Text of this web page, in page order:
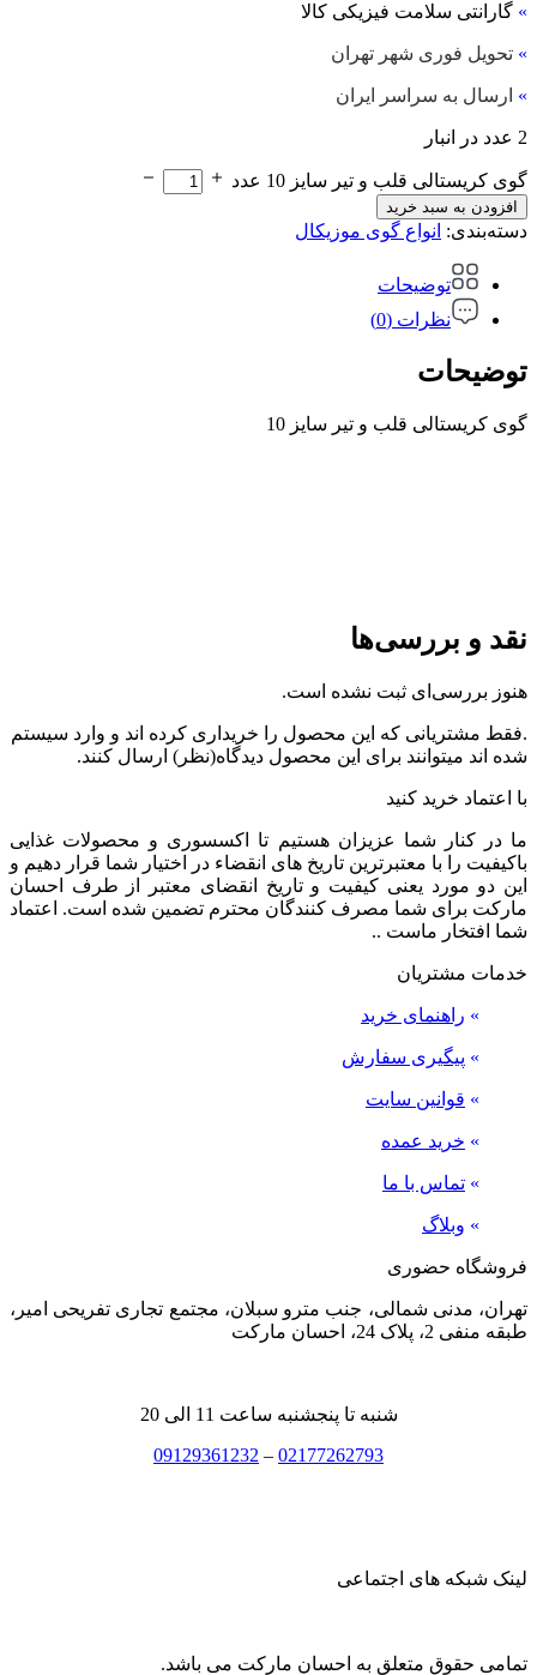
» گارانتی سلامت فیزیکی کالا
» تحویل فوری شهر تهران
» ارسال به سراسر ایران
2 عدد در انبار
گوی کریستالی قلب و تیر سایز 10 عدد
افزودن به سبد خرید
دسته‌بندی: انواع گوی موزیکال
توضیحات
نظرات (0)
توضیحات
گوی کریستالی قلب و تیر سایز 10
نقد و بررسی‌ها
هنوز بررسی‌ای ثبت نشده است.
.فقط مشتریانی که این محصول را خریداری کرده اند و وارد سیستم
شده اند میتوانند برای این محصول دیدگاه(نظر) ارسال کنند.
با اعتماد خرید کنید
ما در کنار شما عزیزان هستیم تا اکسسوری و محصولات غذایی
باکیفیت را با معتبرترین تاریخ های انقضاء در اختیار شما قرار دهیم و
این دو مورد یعنی کیفیت و تاریخ انقضای معتبر از طرف احسان
مارکت برای شما مصرف کنندگان محترم تضمین شده است. اعتماد
شما افتخار ماست ..
خدمات مشتریان
» راهنمای خرید
» پیگیری سفارش
» قوانین سایت
» خرید عمده
» تماس با ما
» وبلاگ
فروشگاه حضوری
تهران، مدنی شمالی، جنب مترو سبلان، مجتمع تجاری تفریحی امیر،
طبقه منفی 2، پلاک 24، احسان مارکت
شنبه تا پنجشنبه ساعت 11 الی 20
02177262793
–
09129361232
لینک شبکه های اجتماعی
تمامی حقوق متعلق به احسان مارکت می باشد.